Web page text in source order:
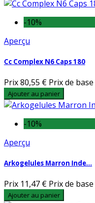
-10%
Aperçu
Cc Complex N6 Caps 180
Prix80,55 € Prix de base
Ajouter au panier
-10%
Aperçu
Arkogelules Marron Inde...
Prix 11,47 € Prix de base
Ajouter au panier